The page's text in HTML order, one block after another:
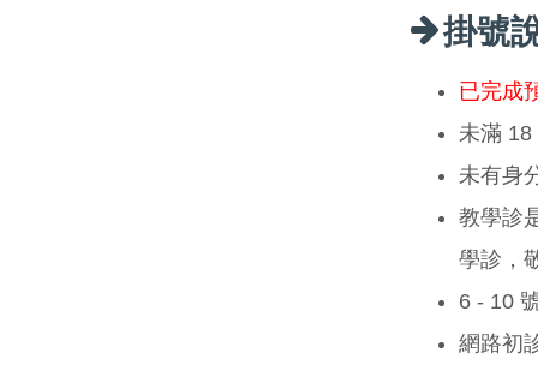
掛號
已完成
未滿 18
未有身
教學診
學診，
6 - 10
網路初